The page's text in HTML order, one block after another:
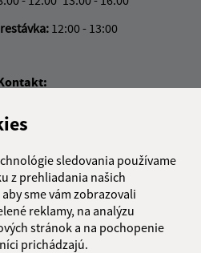
sledovania používame
z prehliadania našich
sme vám zobrazovali
reklamy, na analýzu
stránok a na pochopenie
prichádzajú.
12:00 - 13:00
Bašta 97
381 03 32
00649716